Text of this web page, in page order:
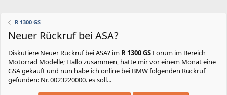
R 1300 GS
Neuer Rückruf bei ASA?
Diskutiere Neuer Rückruf bei ASA? im R 1300 GS Forum im Bereich
Motorrad Modelle; Hallo zusammen, hatte mir vor einem Monat eine
GSA gekauft und nun habe ich online bei BMW folgenden Rückruf
gefunden: Nr. 0023220000. es soll...